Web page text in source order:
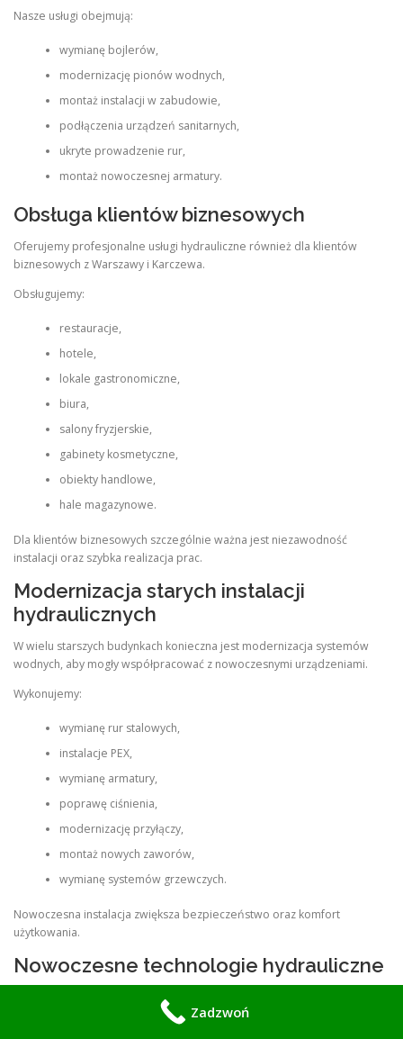
Nasze usługi obejmują:
wymianę bojlerów,
modernizację pionów wodnych,
montaż instalacji w zabudowie,
podłączenia urządzeń sanitarnych,
ukryte prowadzenie rur,
montaż nowoczesnej armatury.
Obsługa klientów biznesowych
Oferujemy profesjonalne usługi hydrauliczne również dla klientów
biznesowych z Warszawy i Karczewa.
Obsługujemy:
restauracje,
hotele,
lokale gastronomiczne,
biura,
salony fryzjerskie,
gabinety kosmetyczne,
obiekty handlowe,
hale magazynowe.
Dla klientów biznesowych szczególnie ważna jest niezawodność
instalacji oraz szybka realizacja prac.
Modernizacja starych instalacji
hydraulicznych
W wielu starszych budynkach konieczna jest modernizacja systemów
wodnych, aby mogły współpracować z nowoczesnymi urządzeniami.
Wykonujemy:
wymianę rur stalowych,
instalacje PEX,
wymianę armatury,
poprawę ciśnienia,
modernizację przyłączy,
montaż nowych zaworów,
wymianę systemów grzewczych.
Nowoczesna instalacja zwiększa bezpieczeństwo oraz komfort
użytkowania.
Nowoczesne technologie hydrauliczne
Korzystamy wyłącznie z wysokiej jakości materiałów oraz
profesjonalnych narzędzi hydraulicznych.
Zadzwoń